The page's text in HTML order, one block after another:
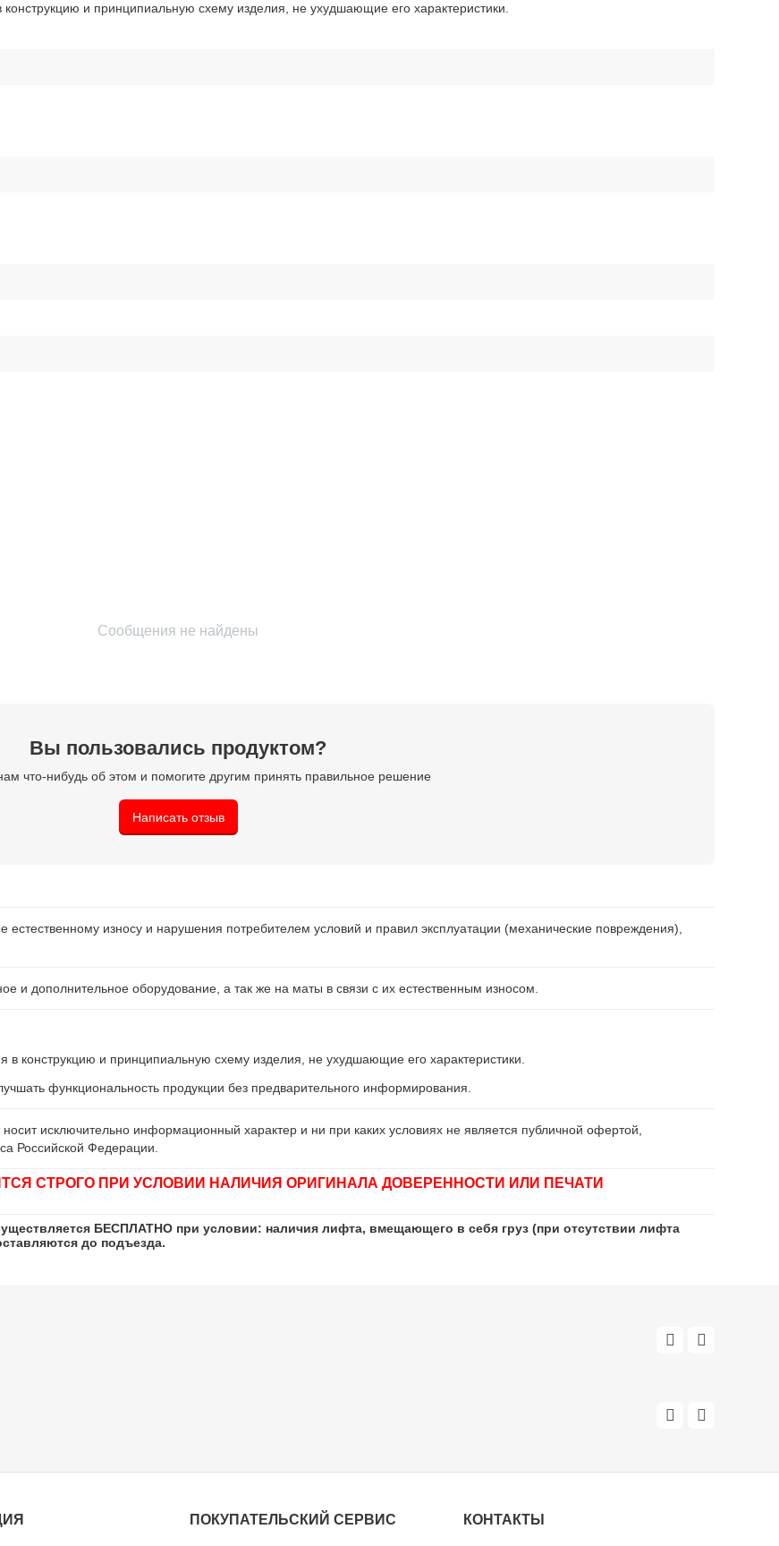
конструкцию и принципиальную схему изделия, не ухудшающие его характеристики.
Сообщения не найдены
Вы пользовались продуктом?
что-нибудь об этом и помогите другим принять правильное решение
Написать отзыв
износу и нарушения потребителем условий и правил эксплуатации (механические повреждения),
и дополнительное оборудование, а так же на маты в связи с их естественным износом.
в конструкцию и принципиальную схему изделия, не ухудшающие его характеристики.
функциональность продукции без предварительного информирования.
исключительно информационный характер и ни при каких условиях не является публичной офертой,
Российской Федерации.
СТРОГО ПРИ УСЛОВИИ НАЛИЧИЯ ОРИГИНАЛА ДОВЕРЕННОСТИ ИЛИ ПЕЧАТИ
БЕСПЛАТНО при условии: наличия лифта, вмещающего в себя груз (при отсутствии лифта
до подъезда.
ПОКУПАТЕЛЬСКИЙ СЕРВИС КОНТАКТЫ